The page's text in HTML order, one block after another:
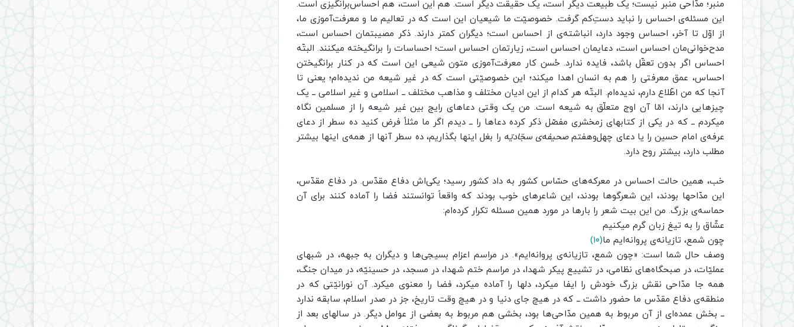
منبر؛ مدّاحی منبر نیست؛ یک طبیعت دیگر است، یک حقیقت دیگر است. هم این است، هم احساس‌برانگیزی است.
این مسئله‌ی احساس را نباید دستِ‌کم گرفت. خصوصیّت ما شیعیان این است که در تعالیم ما و معرفت‌آموزی ما،
از اوّل تا آخر، احساس وجود دارد، انباشته‌ی از احساس است؛ دیگران کمتر دارند. ذکر مصیبتمان احساس است،
مدح‌خوانی‌مان احساس است، دعایمان احساس است، زیارتمان احساس است؛ احساسات را برانگیخته میکنند. البتّه
احساس اگر بدون تعقّل باشد، فایده ندارد. حُسن کار معرفت‌آموزی متون شیعی این است که در کنار برانگیختن
احساس، عمق معرفتی را هم به انسان اهدا میکند؛ این خصوصیّتی است که در غیر شیعه من ندیده‌ام؛ یعنی تا
آنجا که من اطّلاع دارم، ندیده‌ام. البتّه هر کدام از این ادیان مختلف و مذاهب مختلف ــ اسلامی و غیر اسلامی ــ یک
چیزهایی دارند، امّا آن اوج متعلّق به شیعه است. من یک وقتی دعاهای رایج بین غیر شیعه را از مسلمین نگاه
میکردم ــ که در یکی از کتابهای زمخشری مفصّل ذکر کرده دعاها را ــ دیدم اگر ما مثلاً فرض کنید ده سطر از دعای
عرفه‌ی امام حسین را یا دعای چهل‌وهفتمصحیفه‌ی سجّادیّه را بغل اینها بگذاریم، ده سطر آنها از همه‌ی اینها بیشتر
مطلب دارد، بیشتر روح دارد.
خب، همین حالت احساس در معرکه‌های حسّاس کشور به داد کشور رسید؛ یکی‌اش دفاع ‌مقدّس. در دفاع مقدّس،
این مدّاحها بودند، این شعرگوها بودند، این شاعرهای خوب بودند که واقعاً توانستند فضا را آماده کنند برای آن
حماسه‌ی بزرگ. من این بیت شعر را بارها در مورد همین مسئله تکرار کرده‌ام:
عشّاق را به تیغ زبان گرم میکنیم
چون شمع، تازیانه‌ی پروانه‌ایم ما(۱۰)
وصف حال شما است: «چون شمع، تازیانه‌ی پروانه‌ایم». در مراسم اعزام بسیجی‌ها و دیگران به جبهه، در شبهای
عملیّات، در صبحگاه‌های نظامی، در تشییع پیکر شهدا، در مراسم ختم شهدا، در مسجد، در حسینیّه، در میدان جنگ،
همه ‌جا مدّاحی نقش بزرگ خودش را ایفا میکرد، دلها را آماده میکرد، فضا را معنوی میکرد. آن نورانیّتی که در
منطقه‌ی دفاع مقدّس ما حضور داشت ــ که در هیچ جای دنیا و در هیچ وقت تاریخ، جز در صدر اسلام، سابقه ندارد
ــ بخش عمده‌ای‌ از آن مربوط به همین مدّاحی‌ها بود، بخشی هم مربوط به بعضی از عوامل دیگر. در سالهای بعد از